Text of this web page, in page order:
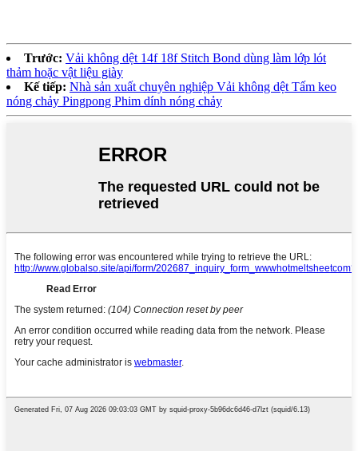
Trước: Vải không dệt 14f 18f Stitch Bond dùng làm lớp lót
thảm hoặc vật liệu giày
Kế tiếp: Nhà sản xuất chuyên nghiệp Vải không dệt Tấm keo
nóng chảy Pingpong Phim dính nóng chảy